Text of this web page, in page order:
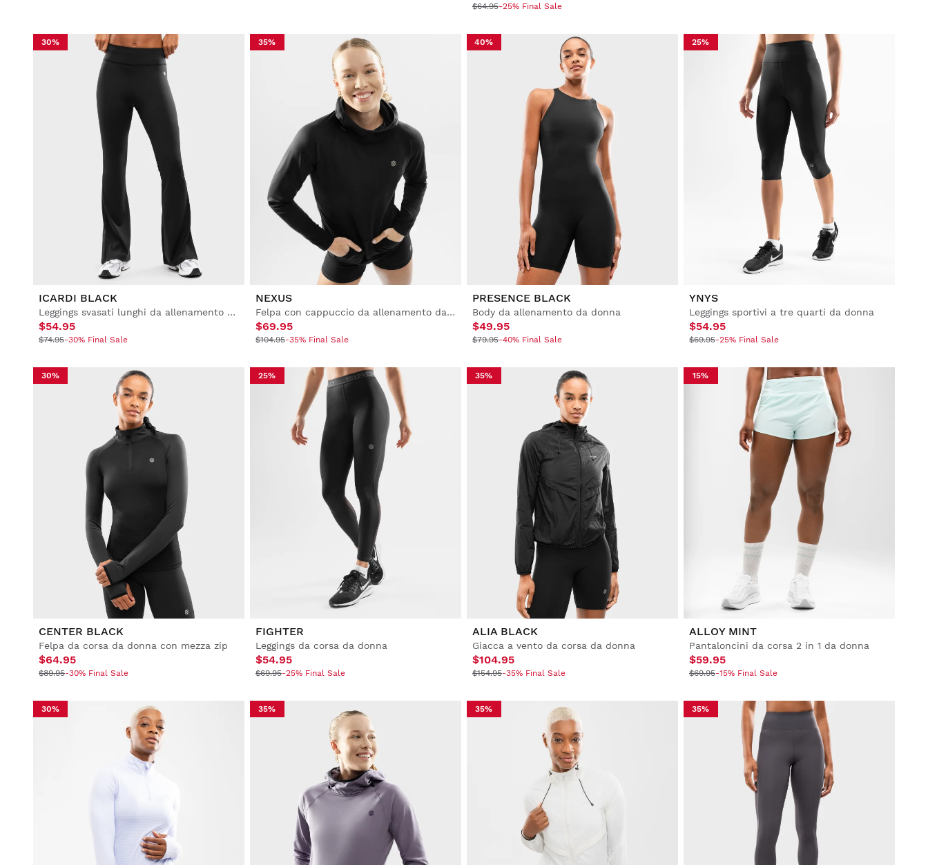
$64.95-25% Final Sale
30%
ICARDI BLACK
Leggings svasati lunghi da allenamento da donna
$54.95
$74.95-30% Final Sale
35%
NEXUS
Felpa con cappuccio da allenamento da donna
$69.95
$104.95-35% Final Sale
40%
PRESENCE BLACK
Body da allenamento da donna
$49.95
$79.95-40% Final Sale
25%
YNYS
Leggings sportivi a tre quarti da donna
$54.95
$69.95-25% Final Sale
30%
CENTER BLACK
Felpa da corsa da donna con mezza zip
$64.95
$89.95-30% Final Sale
25%
FIGHTER
Leggings da corsa da donna
$54.95
$69.95-25% Final Sale
35%
ALIA BLACK
Giacca a vento da corsa da donna
$104.95
$154.95-35% Final Sale
15%
ALLOY MINT
Pantaloncini da corsa 2 in 1 da donna
$59.95
$69.95-15% Final Sale
30% 35% 35% 35%